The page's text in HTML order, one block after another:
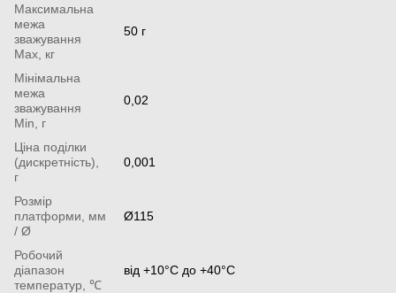
Максимальна
межа
зважування
Мах, кг
50 г
Мінімальна
межа
зважування
Min, г
0,02
Ціна поділки
(дискретність),
г
0,001
Розмір
платформи, мм
/ Ø
Ø115
Робочий
діапазон
температур, ℃
від +10°С до +40°С